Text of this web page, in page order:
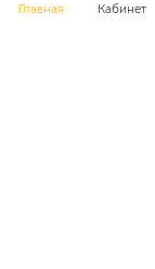
Главная Кабинет